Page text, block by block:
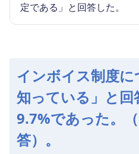
定である」と回答した。
インボイス制度
知っている」と
9.7%であった。
答）。